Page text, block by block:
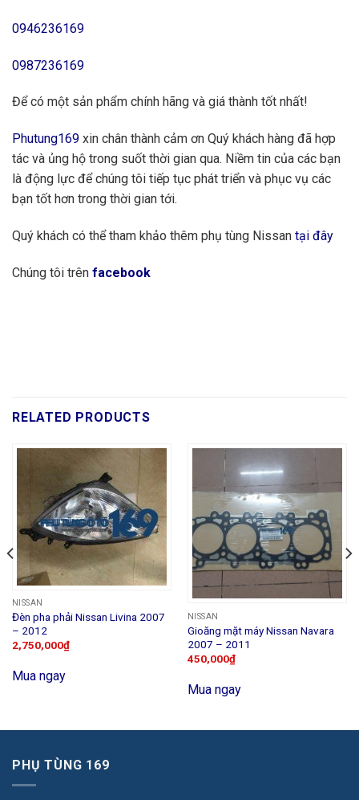
0946236169
0987236169
Để có một sản phẩm chính hãng và giá thành tốt nhất!
Phutung169 xin chân thành cảm ơn Quý khách hàng đã hợp
tác và ủng hộ trong suốt thời gian qua. Niềm tin của các bạn
là động lực để chúng tôi tiếp tục phát triển và phục vụ các
bạn tốt hơn trong thời gian tới.
Quý khách có thể tham khảo thêm phụ tùng Nissan tại đây
Chúng tôi trên facebook
RELATED PRODUCTS
NISSAN
Đèn pha phải Nissan Livina 2007
– 2012
2,750,000₫
Mua ngay
NISSAN
Gioăng mặt máy Nissan Navara
2007 – 2011
450,000₫
Mua ngay
PHỤ TÙNG 169